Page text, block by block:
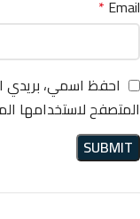
Email
*
احفظ اسمي، بريدي
المتصفح لاستخدامها